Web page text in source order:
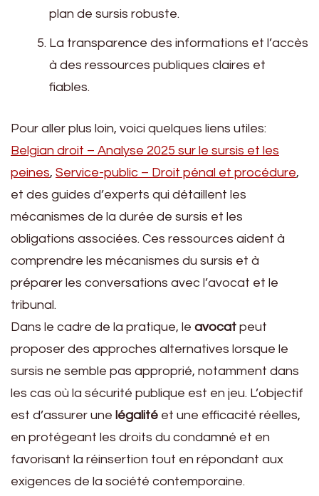
plan de sursis robuste.
La transparence des informations et l’accès
à des ressources publiques claires et
fiables.
Pour aller plus loin, voici quelques liens utiles:
Belgian droit – Analyse 2025 sur le sursis et les
peines, Service-public – Droit pénal et procédure,
et des guides d’experts qui détaillent les
mécanismes de la durée de sursis et les
obligations associées. Ces ressources aident à
comprendre les mécanismes du sursis et à
préparer les conversations avec l’avocat et le
tribunal.
Dans le cadre de la pratique, le avocat peut
proposer des approches alternatives lorsque le
sursis ne semble pas approprié, notamment dans
les cas où la sécurité publique est en jeu. L’objectif
est d’assurer une légalité et une efficacité réelles,
en protégeant les droits du condamné et en
favorisant la réinsertion tout en répondant aux
exigences de la société contemporaine.